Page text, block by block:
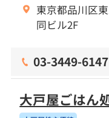
東京都品川区
同ビル2F
03-3449-6147
大戸屋ごはん